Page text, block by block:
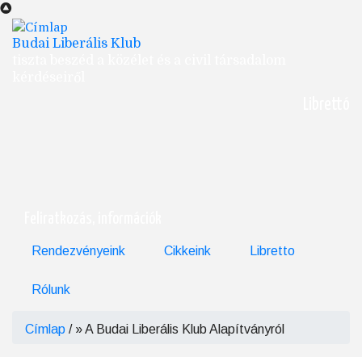
Ugrás
tartalomra
Budai Liberális Klub
Rendezvényeink Cikkeink Libretto
Rólunk
Morzsa
Címlap / A Budai Liberális Klub Alapítványról